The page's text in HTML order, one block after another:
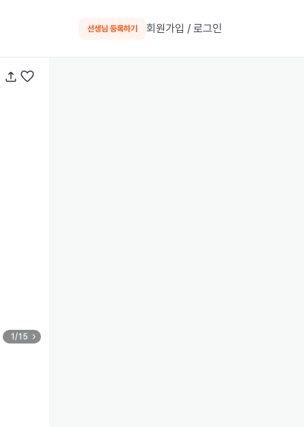
선생님 등록하기 회원가입 / 로그인
1/15